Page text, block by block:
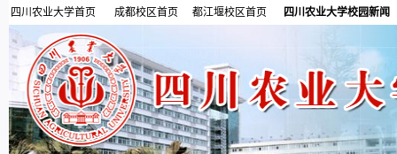
四川农业大学首页 成都校区首页 都江堰校区首页 四川农业大学校园新闻